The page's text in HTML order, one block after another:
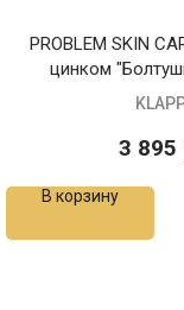
PROBLEM SKIN
цинком
3 895
В корзину